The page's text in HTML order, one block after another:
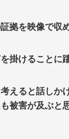
拠を映像で収
掛けることに
えると話しか
被害が及ぶと